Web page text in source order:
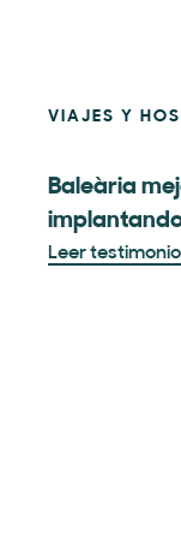
VIAJES Y
Baleària
Leer